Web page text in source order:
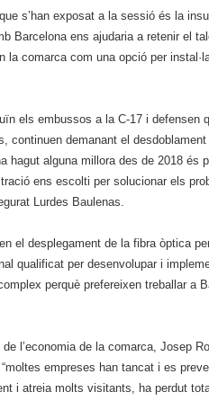
s’han exposat a la sessió és la
Barcelona ens ajudaria a retenir el
comarca com una opció per
els embussos a la C-17 i defensen
continuen demanant el
hagut alguna millora des de 2018 és
ens escolti per solucionar els
Lurdes Baulenas.
el desplegament de la fibra òptica
qualificat per desenvolupar i
perquè prefereixen treballar a
l’economia de la comarca, Josep
empreses han tancat i es
i atreia molts visitants, ha perdut